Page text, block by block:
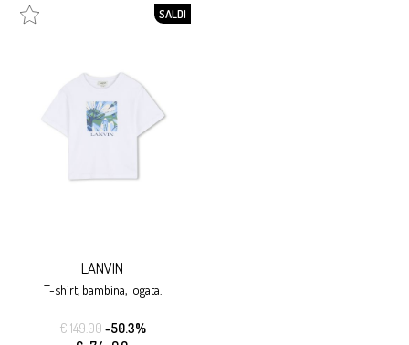
SALDI
LANVIN
t-shirt, bambina, logata.
€ 149.00-50.3%